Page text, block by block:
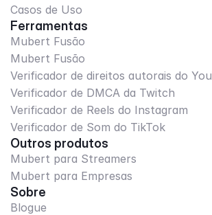
Casos de Uso
Ferramentas
Mubert Fusão
Mubert Fusão
Verificador de direitos autorais do
Verificador de DMCA da Twitch
Verificador de Reels do Instagram
Verificador de Som do TikTok
Outros produtos
Mubert para Streamers
Mubert para Empresas
Sobre
Blogue